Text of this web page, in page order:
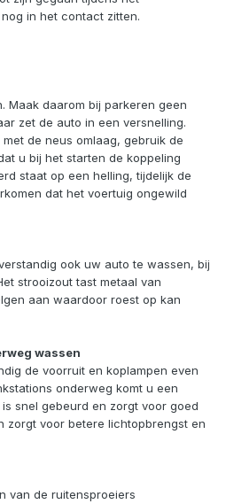
in het contact zitten.
Maak daarom bij parkeren geen
zet de auto in een versnelling.
de neus omlaag, gebruik de
u bij het starten de koppeling
staat op een helling, tijdelijk de
dat het voertuig ongewild
ook uw auto te wassen, bij
strooizout tast metaal van
aan waardoor roest op kan
wassen
de voorruit en koplampen even
onderweg komt u een
snel gebeurd en zorgt voor goed
zorgt voor betere lichtopbrengst en
van de ruitensproeiers